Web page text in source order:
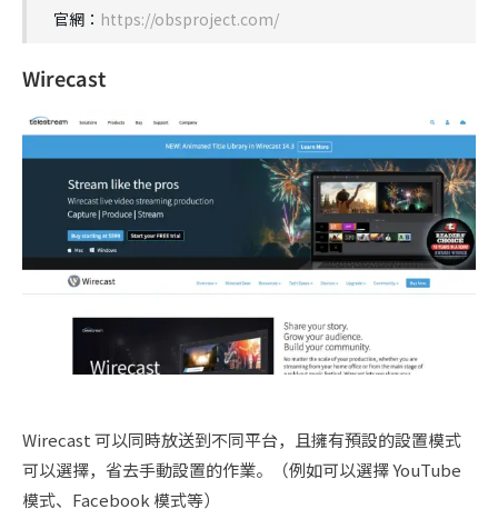
官網： https://obsproject.com/
Wirecast
Wirecast 可以同時放送到不同平台，且擁有預設的設置模式
可以選擇，省去手動設置的作業。（例如可以選擇 YouTube
模式、Facebook 模式等）